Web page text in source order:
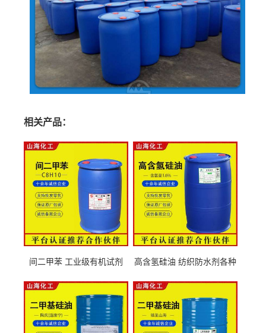
相关产品：
间二甲苯 工业级有机试剂
高含氢硅油 纺织防水剂各种